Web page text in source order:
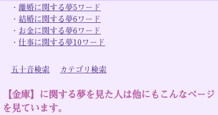
・ 離婚に関する夢5ワード
・ 結婚に関する夢6ワード
・ お金に関する夢6ワード
・仕事に関する夢10ワード
五十音検索 カテゴリ検索
【金庫】に関する夢を見た人は他にもこんなページ
を見ています。